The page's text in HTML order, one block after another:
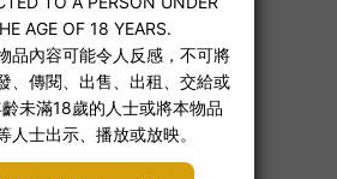
視安全與健康者
2–3 滴於陰蒂或私密處
使用，30 秒內見效